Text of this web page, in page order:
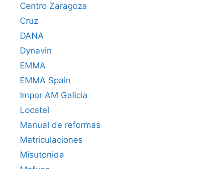
Centro Zaragoza
Cruz
DANA
Dynavin
EMMA
EMMA Spain
Impor AM Galicia
Locatel
Manual de reformas
Matriculaciones
Misutonida